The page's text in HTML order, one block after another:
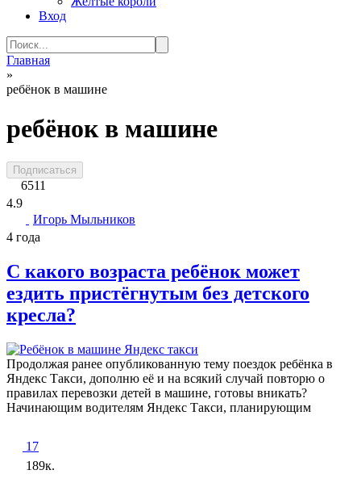
Вход
Search
for:
Главная
»
ребёнок в машине
ребёнок в машине
Подписаться
6511
4.9
Игорь Мыльников
4 года
С какого возраста ребёнок может
ездить пристёгнутым без детского
кресла?
Продолжая ранее опубликованную тему поездок ребёнка в
Яндекс Такси, дополню её и на всякий случай повторю о
правилах перевозки детей в машине, готовы вникать?
Начинающим водителям Яндекс Такси, планирующим
17
189к.